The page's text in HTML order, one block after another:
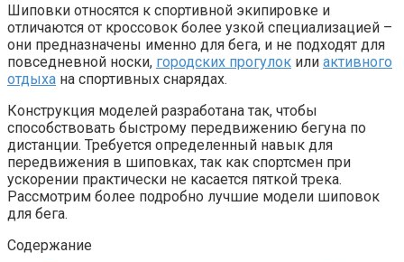
Шиповки относятся к спортивной экипировке и
отличаются от кроссовок более узкой специализацией –
они предназначены именно для бега, и не подходят для
повседневной носки, городских прогулок или активного
отдыха на спортивных снарядах.
Конструкция моделей разработана так, чтобы
способствовать быстрому передвижению бегуна по
дистанции. Требуется определенный навык для
передвижения в шиповках, так как спортсмен при
ускорении практически не касается пяткой трека.
Рассмотрим более подробно лучшие модели шиповок
для бега.
Содержание